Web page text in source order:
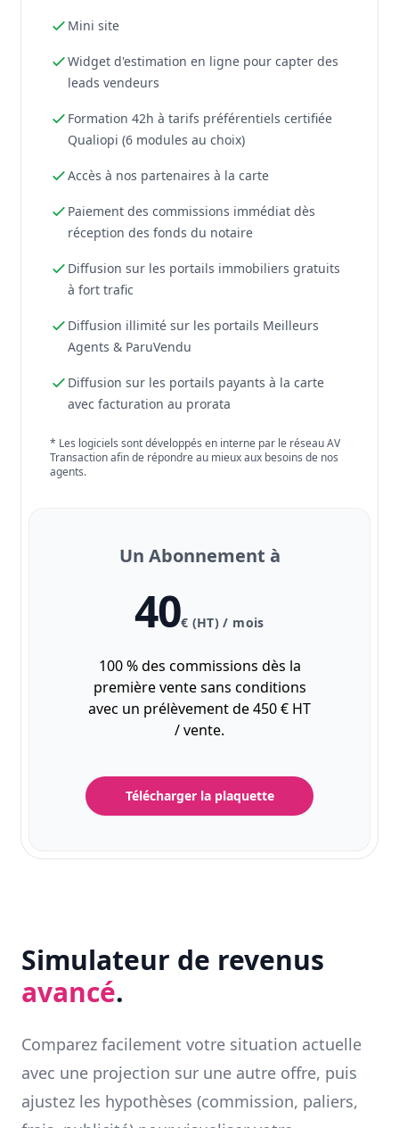
Mini site
Widget d'estimation en ligne pour capter des
leads vendeurs
Formation 42h à tarifs préférentiels certifiée
Qualiopi (6 modules au choix)
Accès à nos partenaires à la carte
Paiement des commissions immédiat dès
réception des fonds du notaire
Diffusion sur les portails immobiliers gratuits
à fort trafic
Diffusion illimité sur les portails Meilleurs
Agents & ParuVendu
Diffusion sur les portails payants à la carte
avec facturation au prorata
* Les logiciels sont développés en interne par le réseau AV
Transaction afin de répondre au mieux aux besoins de nos
agents.
Un Abonnement à
40€ (HT) / mois
100 % des commissions dès la
première vente sans conditions
avec un prélèvement de 450 € HT
/ vente.
Télécharger la plaquette
Simulateur de revenus
avancé.
Comparez facilement votre situation actuelle
avec une projection sur une autre offre, puis
ajustez les hypothèses (commission, paliers,